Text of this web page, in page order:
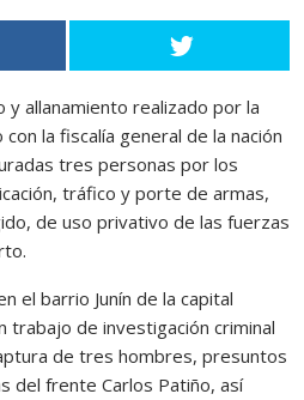
allanamiento realizado por la
la fiscalía general de la nación
tres personas por los
tráfico y porte de armas,
de uso privativo de las fuerzas
el barrio Junín de la capital
trabajo de investigación criminal
de tres hombres, presuntos
del frente Carlos Patiño, así